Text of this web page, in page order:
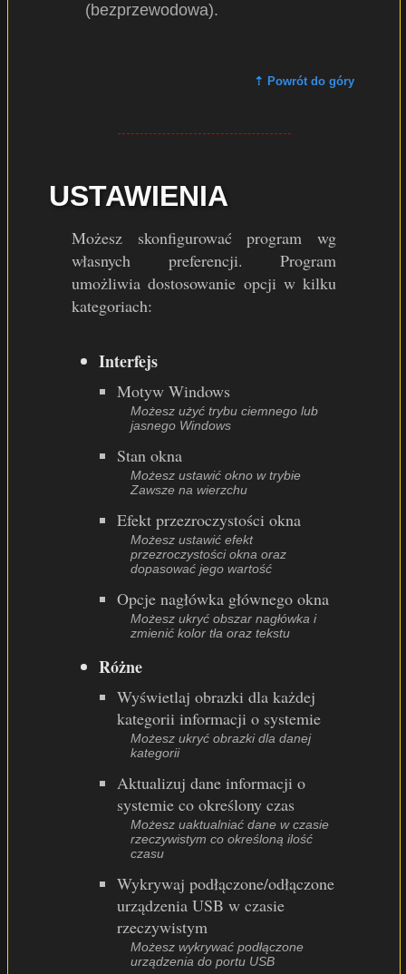
(bezprzewodowa).
⇡ Powrót do góry
USTAWIENIA
Możesz skonfigurować program wg
własnych preferencji. Program
umożliwia dostosowanie opcji w kilku
kategoriach:
Interfejs
Motyw Windows
Możesz użyć trybu ciemnego lub
jasnego Windows
Stan okna
Możesz ustawić okno w trybie
Zawsze na wierzchu
Efekt przezroczystości okna
Możesz ustawić efekt
przezroczystości okna oraz
dopasować jego wartość
Opcje nagłówka głównego okna
Możesz ukryć obszar nagłówka i
zmienić kolor tła oraz tekstu
Różne
Wyświetlaj obrazki dla każdej
kategorii informacji o systemie
Możesz ukryć obrazki dla danej
kategorii
Aktualizuj dane informacji o
systemie co określony czas
Możesz uaktualniać dane w czasie
rzeczywistym co określoną ilość
czasu
Wykrywaj podłączone/odłączone
urządzenia USB w czasie
rzeczywistym
Możesz wykrywać podłączone
urządzenia do portu USB